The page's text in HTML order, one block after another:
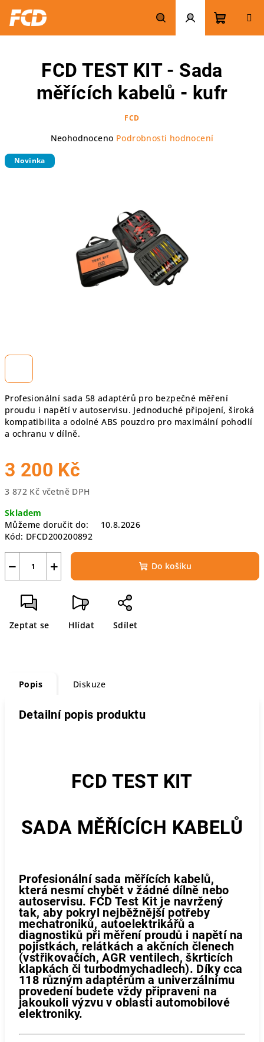
obsah
Hledat Přihlášení
košík
Profesionální sada 58 adaptérů pro bezpečné měření
proudu i napětí v autoservisu. Jednoduché připojení, široká
kompatibilita a odolné ABS pouzdro pro maximální pohodlí
a ochranu v dílně.
3 200 Kč
3 872 Kč včetně DPH
cena:
Skladem
Můžeme doručit do:
10.8.2026
Kód: DFCD200200892
+
− Do košíku
Zeptat se Hlídat Sdílet
FCD TEST KIT - Sada
měřících kabelů - kufr
FCD
Průměrné
produktu
Neohodnoceno Podrobnosti hodnocení
Novinka
Popis Diskuze
Detailní popis produktu
FCD TEST KIT
SADA MĚŘÍCÍCH KABELŮ
Profesionální sada měřících kabelů,
která nesmí chybět v žádné dílně nebo
autoservisu. FCD Test Kit je navržený
tak, aby pokryl nejběžnější potřeby
mechatroniků, autoelektrikářů a
diagnostiků při měření proudů i napětí na
pojistkách, relátkách a akčních členech
(vstřikovačích, AGR ventilech, škrticích
klapkách či turbodmychadlech). Díkycca
118 různým adaptérům a univerzálnímu
provedení budete vždy připraveni na
jakoukoli výzvu v oblasti automobilové
elektroniky.